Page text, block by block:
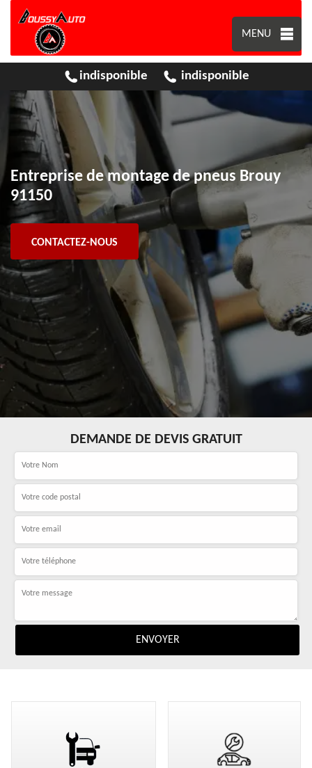
MENU
indisponible indisponible
Entreprise de montage de pneus Brouy
91150
CONTACTEZ-NOUS
DEMANDE DE DEVIS GRATUIT